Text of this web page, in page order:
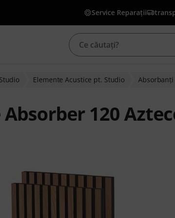
Service Reparații
Elemente Acustice pt. Studio Absorbanţi
120
evaluări ale clienților